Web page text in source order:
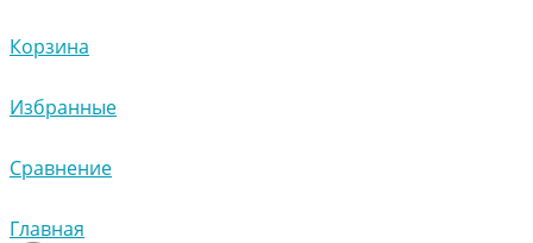
Корзина
Избранные
Сравнение
Главная